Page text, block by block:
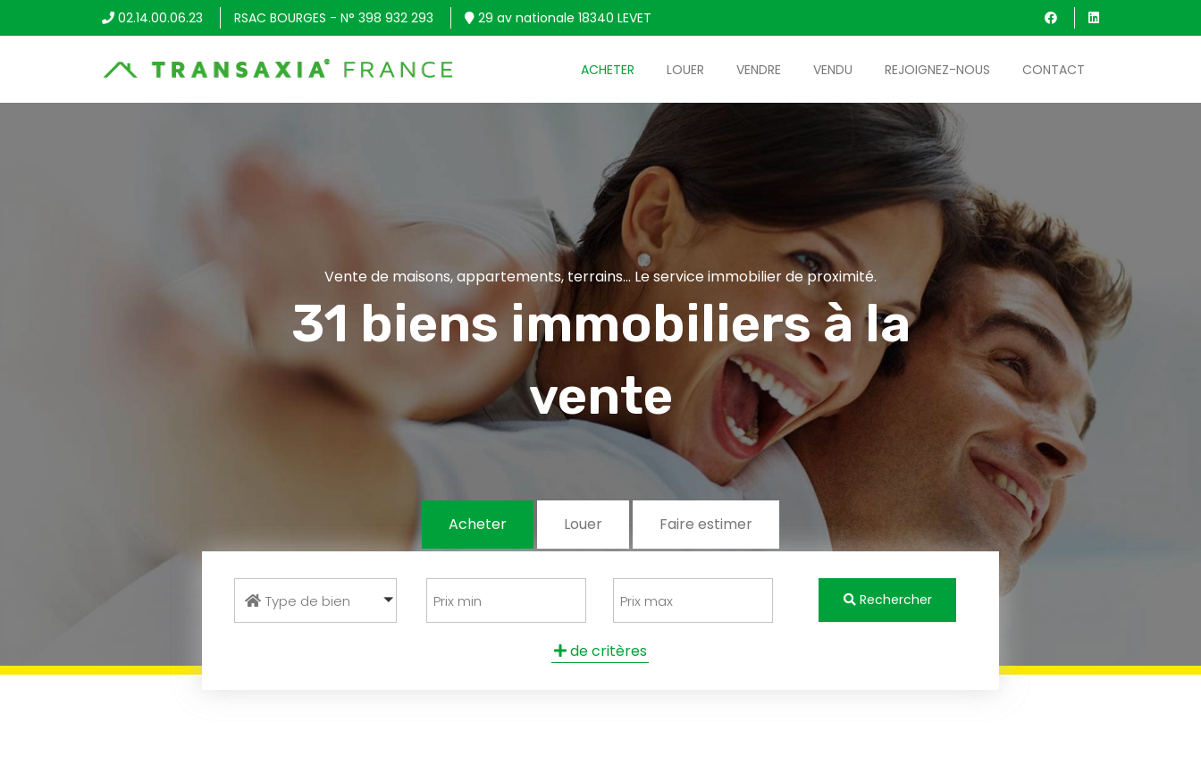
02.14.00.06.23 RSAC BOURGES - N° 398 932 293 29 av nationale 18340 LEVET
ACHETER LOUER VENDRE VENDU REJOIGNEZ-NOUS CONTACT
Vente de maisons, appartements, terrains... Le service immobilier de proximité.
31 biens immobiliers à la
vente
Acheter Louer Faire estimer
Type de bien Rechercher
de critères